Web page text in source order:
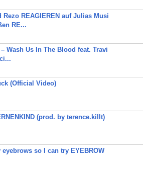
REAGIEREN auf Julias Musi
RE...
– Wash Us In The Blood feat. Travi
(Official Video)
(prod. by terence.killt)
eyebrows so I can try EYEBROW